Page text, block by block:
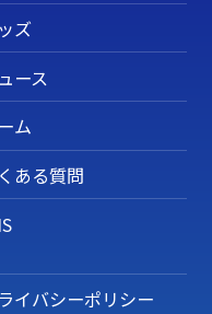
ズ
ース
ム
ある質問
イバシーポリシー